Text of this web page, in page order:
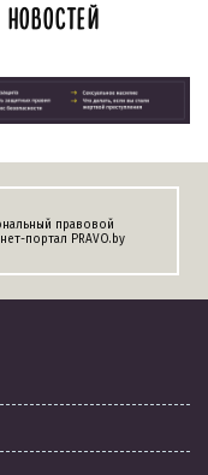
правовой
портал PRAVO.by